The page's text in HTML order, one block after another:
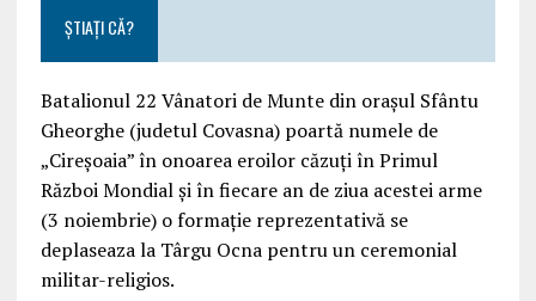
ȘTIAȚI CĂ?
Batalionul 22 Vânatori de Munte din orașul Sfântu
Gheorghe (judetul Covasna) poartă numele de
„Cireșoaia” în onoarea eroilor căzuți în Primul
Război Mondial și în fiecare an de ziua acestei arme
(3 noiembrie) o formație reprezentativă se
deplaseaza la Târgu Ocna pentru un ceremonial
militar-religios.